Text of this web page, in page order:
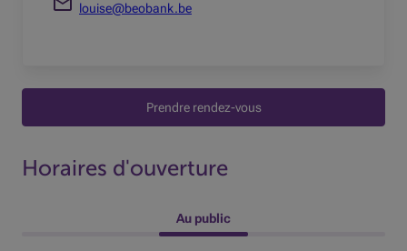
louise@beobank.be
Prendre rendez-vous
Horaires d'ouverture
Au public